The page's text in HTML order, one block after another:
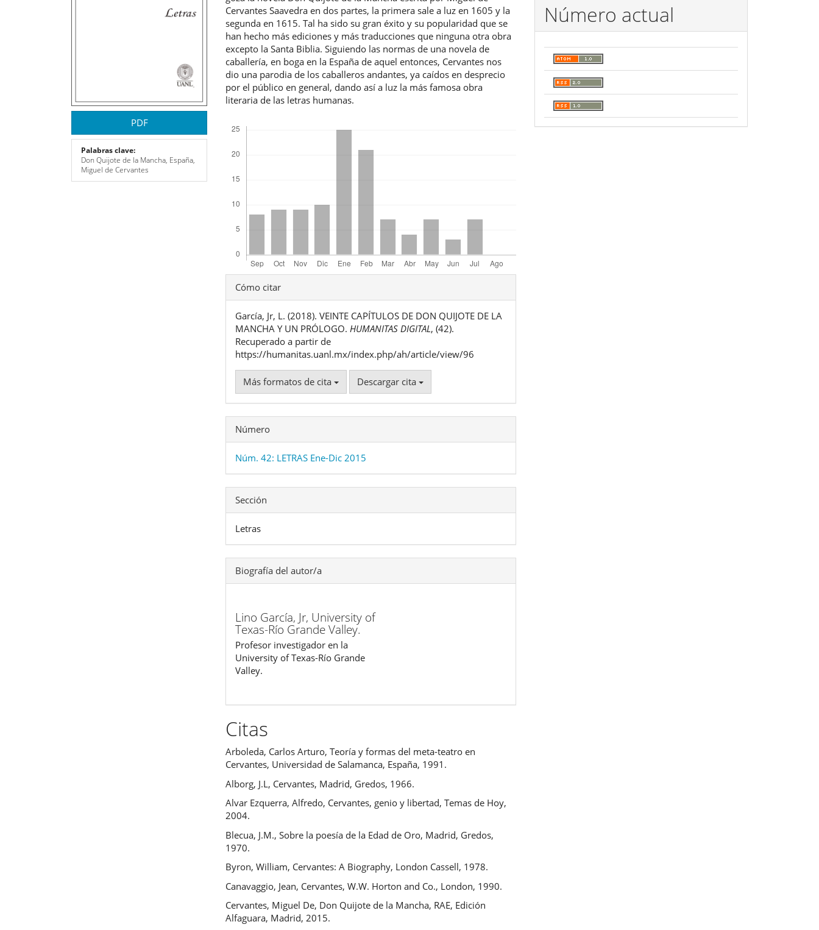
PDF
Palabras clave:
Don Quijote de la Mancha, España,
Miguel de Cervantes
Cervantes Saavedra en dos partes, la primera sale a luz en 1605 y la
segunda en 1615. Tal ha sido su gran éxito y su popularidad que se
han hecho más ediciones y más traducciones que ninguna otra obra
excepto la Santa Biblia. Siguiendo las normas de una novela de
caballería, en boga en la España de aquel entonces, Cervantes nos
dio una parodia de los caballeros andantes, ya caídos en desprecio
por el público en general, dando así a luz la más famosa obra
literaria de las letras humanas.
Detalles
del
artículo
Cómo citar
García, Jr, L. (2018). VEINTE CAPÍTULOS DE DON QUIJOTE DE LA
MANCHA Y UN PRÓLOGO. HUMANITAS DIGITAL, (42).
Recuperado a partir de
https://humanitas.uanl.mx/index.php/ah/article/view/96
Más formatos de cita Descargar cita
Número
Núm. 42: LETRAS Ene-Dic 2015
Sección
Letras
Biografía del autor/a
Lino García, Jr, University of
Texas-Río Grande Valley.
Profesor investigador en la
University of Texas-Río Grande
Valley.
Citas
Arboleda, Carlos Arturo, Teoría y formas del meta-teatro en
Cervantes, Universidad de Salamanca, España, 1991.
Alborg, J.L, Cervantes, Madrid, Gredos, 1966.
Alvar Ezquerra, Alfredo, Cervantes, genio y libertad, Temas de Hoy,
2004.
Blecua, J.M., Sobre la poesía de la Edad de Oro, Madrid, Gredos,
1970.
Byron, William, Cervantes: A Biography, London Cassell, 1978.
Canavaggio, Jean, Cervantes, W.W. Horton and Co., London, 1990.
Cervantes, Miguel De, Don Quijote de la Mancha, RAE, Edición
Alfaguara, Madrid, 2015.
Número actual